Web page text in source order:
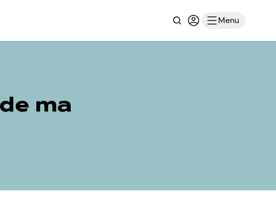
RechercheConnexion ou
Menu
ma